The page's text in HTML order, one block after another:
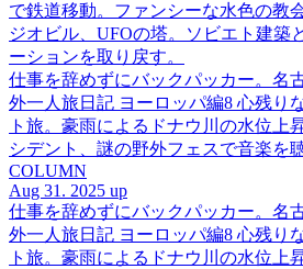
で鉄道移動。ファンシーな水色の教
ジオビル、UFOの塔。ソビエト建築
ーションを取り戻す。
仕事を辞めずにバックパッカー。名
外一人旅日記 ヨーロッパ編8 心残り
ト旅。豪雨によるドナウ川の水位上
シデント、謎の野外フェスで音楽を聴
COLUMN
Aug 31. 2025 up
仕事を辞めずにバックパッカー。名
外一人旅日記 ヨーロッパ編8 心残り
ト旅。豪雨によるドナウ川の水位上